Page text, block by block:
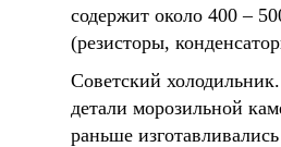
содержит около 400 –
(резисторы,
Советский
детали морозильной
раньше